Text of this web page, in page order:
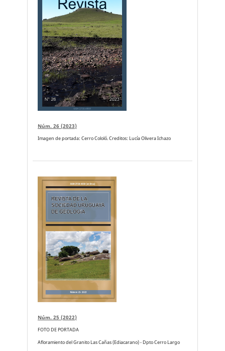
Núm. 26 (2023)
Imagen de portada: Cerro Cololó. Creditos: Lucía Olivera Ichazo
Núm. 25 (2022)
FOTO DE PORTADA
Afloramiento del Granito Las Cañas (Ediacarano) - Dpto Cerro Largo